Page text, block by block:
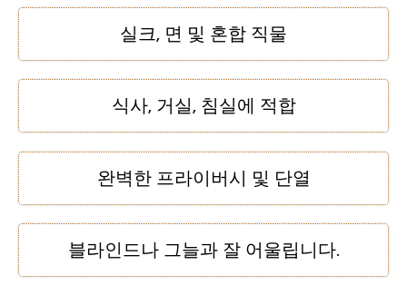
실크, 면 및 혼합 직물
식사, 거실, 침실에 적합
완벽한 프라이버시 및 단열
블라인드나 그늘과 잘 어울립니다.